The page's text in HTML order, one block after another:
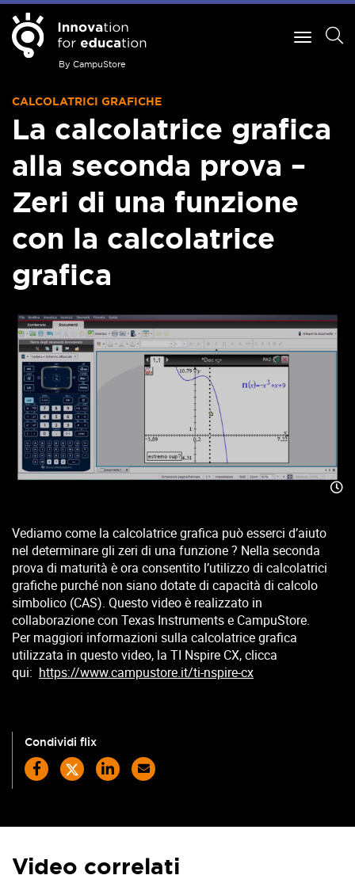
By CampuStore
CALCOLATRICI GRAFICHE
La calcolatrice grafica
alla seconda prova –
Zeri di una funzione
con la calcolatrice
grafica
Vediamo come la calcolatrice grafica può esserci d’aiuto
nel determinare gli zeri di una funzione ? Nella seconda
prova di maturità è ora consentito l’utilizzo di calcolatrici
grafiche purché non siano dotate di capacità di calcolo
simbolico (CAS). Questo video è realizzato in
collaborazione con Texas Instruments e CampuStore.
Per maggiori informazioni sulla calcolatrice grafica
utilizzata in questo video, la TI Nspire CX, clicca
qui: https://www.campustore.it/ti-nspire-cx
Condividi flix
Video correlati